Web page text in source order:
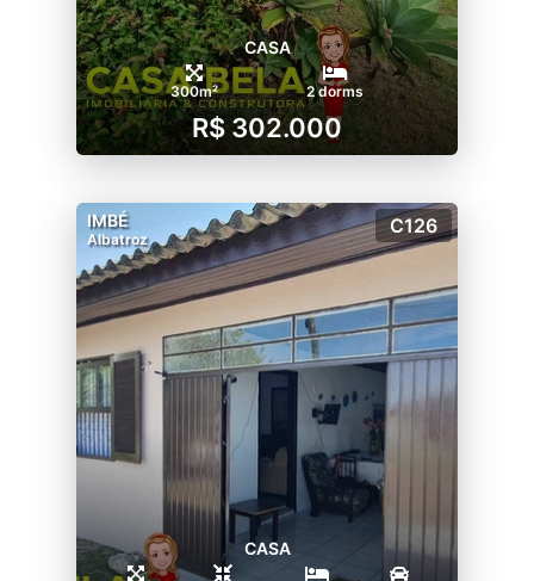
CASA
300m² 2 dorms
R$ 302.000
IMBÉ
Albatroz
C126
CASA